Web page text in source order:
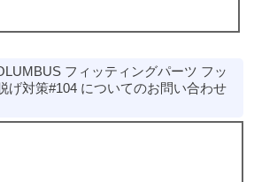
フィッティングパーツ フッ
いてのお問い合わせ